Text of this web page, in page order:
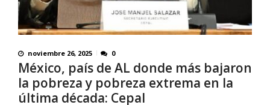
noviembre 26, 2025 0
México, país de AL donde más bajaron
la pobreza y pobreza extrema en la
última década: Cepal